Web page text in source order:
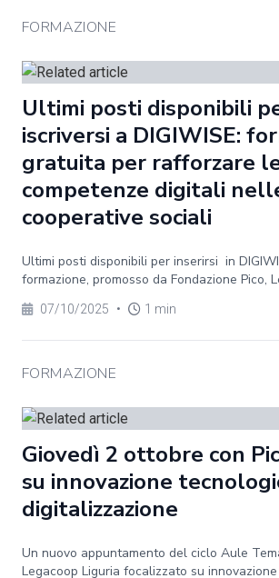
FORMAZIONE
Ultimi posti disponibili
iscriversi a DIGIWISE:
gratuita per rafforzare
competenze digitali
cooperative sociali
Ultimi posti disponibili per inserirsi in
formazione, promosso da Fondazione Pico,
07/10/2025 • 1 min
FORMAZIONE
Giovedì 2 ottobre con
su innovazione
digitalizzazione
Un nuovo appuntamento del ciclo Aule
Legacoop Liguria focalizzato su